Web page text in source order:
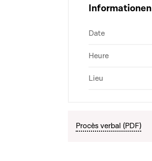
Informationen
Date
Heure
Lieu
Procès verbal (PDF)